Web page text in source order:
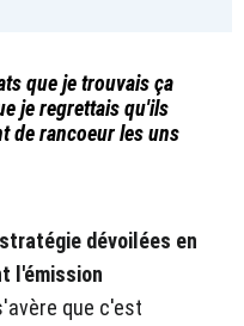
que je trouvais ça
je regrettais qu'ils
de rancoeur les uns
dévoilées en
l'émission
que c'est